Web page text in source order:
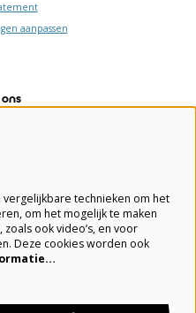
aanpassen
vergelijkbare technieken om het
om het mogelijk te maken
ook video’s, en voor
Deze cookies worden ook